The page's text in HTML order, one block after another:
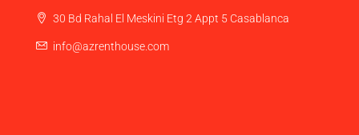
30 Bd Rahal El Meskini Etg 2 Appt 5 Casablanca
info@azrenthouse.com